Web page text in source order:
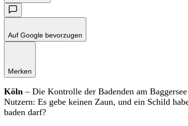
Auf Google bevorzugen
Merken
Köln – Die Kontrolle der Badenden am
Nutzern: Es gebe keinen Zaun, und ein Schild
baden darf?